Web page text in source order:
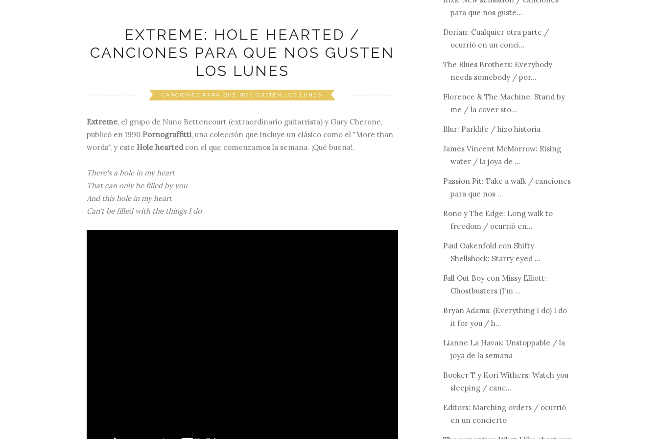
EXTREME: HOLE HEARTED /
CANCIONES PARA QUE NOS GUSTEN
LOS LUNES
CANCIONES PARA QUE NOS GUSTEN LOS LUNES
Extreme, el grupo de Nuno Bettencourt (extraordinario guitarrista) y Gary Cherone,
publicó en 1990 Pornograffitti, una colección que incluye un clásico como el "More than
words", y este Hole heartedcon el que comenzamos la semana. ¡Qué buena!.
There's a hole in my heart
That can only be filled by you
And this hole in my heart
Can't be filled with the things I do
para que nos guste...
Dorian: Cualquier otra parte /
ocurrió en un conci...
The Blues Brothers: Everybody
needs somebody / por...
Florence & The Machine: Stand by
me / la cover sto...
Blur: Parklife / hizo historia
James Vincent McMorrow: Rising
water / la joya de ...
Passion Pit: Take a walk / canciones
para que nos ...
Bono y The Edge: Long walk to
freedom / ocurrió en...
Paul Oakenfold con Shifty
Shellshock: Starry eyed ...
Fall Out Boy con Missy Elliott:
Ghostbusters (I'm ...
Bryan Adams: (Everything I do) I do
it for you / h...
Lianne La Havas: Unstoppable / la
joya de la semana
Booker T y Kori Withers: Watch you
sleeping / canc...
Editors: Marching orders / ocurrió
en un concierto